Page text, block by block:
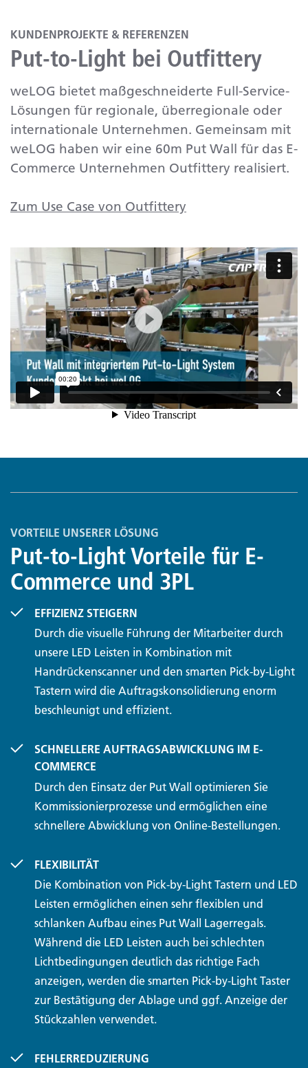
KUNDENPROJEKTE & REFERENZEN
Put-to-Light bei Outfittery
weLOG bietet maßgeschneiderte Full-Service-
Lösungen für regionale, überregionale oder
internationale Unternehmen. Gemeinsam mit
weLOG haben wir eine 60m Put Wall für das E-
Commerce Unternehmen Outfittery realisiert.
Zum Use Case von Outfittery
VORTEILE UNSERER LÖSUNG
Put-to-Light Vorteile für E-
Commerce und 3PL
EFFIZIENZ STEIGERN
Durch die visuelle Führung der Mitarbeiter durch
unsere LED Leisten in Kombination mit
Handrückenscanner und den smarten Pick-by-Light
Tastern wird die Auftragskonsolidierung enorm
beschleunigt und effizient.
SCHNELLERE AUFTRAGSABWICKLUNG IM E-
COMMERCE
Durch den Einsatz der Put Wall optimieren Sie
Kommissionierprozesse und ermöglichen eine
schnellere Abwicklung von Online-Bestellungen.
FLEXIBILITÄT
Die Kombination von Pick-by-Light Tastern und LED
Leisten ermöglichen einen sehr flexiblen und
schlanken Aufbau eines Put Wall Lagerregals.
Während die LED Leisten auch bei schlechten
Lichtbedingungen deutlich das richtige Fach
anzeigen, werden die smarten Pick-by-Light Taster
zur Bestätigung der Ablage und ggf. Anzeige der
Stückzahlen verwendet.
FEHLERREDUZIERUNG